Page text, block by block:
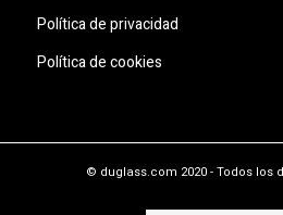
Política de privacidad
Política de cookies
© duglass.com 2020 - Todos los